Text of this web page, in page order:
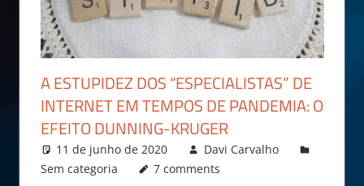
A ESTUPIDEZ DOS “ESPECIALISTAS” DE
INTERNET EM TEMPOS DE PANDEMIA: O
EFEITO DUNNING-KRUGER
11 de junho de 2020
Davi Carvalho
Sem categoria
7 comments